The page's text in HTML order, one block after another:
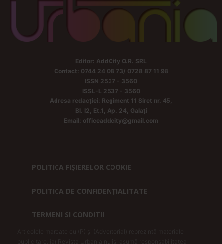
Editor: AddCity O.R. SRL
Contact: 0744 24 08 73/ 0728 87 11 98
ISSN 2537 - 3560
ISSL-L 2537 - 3560
Adresa redacției: Regiment 11 Siret nr. 45,
Bl. I2, Et.1, Ap. 24, Galați
Email: officeaddcity@gmail.com
POLITICA FIȘIERELOR COOKIE
POLITICA DE CONFIDENȚIALITATE
TERMENI SI CONDITII